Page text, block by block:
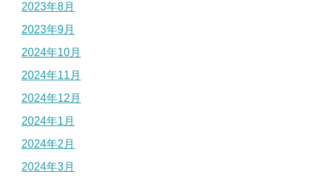
2023年8月
2023年9月
2024年10月
2024年11月
2024年12月
2024年1月
2024年2月
2024年3月